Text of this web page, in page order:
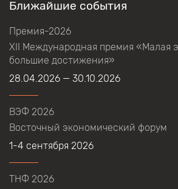
Ближайшие события
Премия-2026
XII Международная премия «Малая
большие достижения»
28.04.2026 — 30.10.2026
ВЭФ 2026
Восточный экономический форум
1-4 сентября 2026
ТНФ 2026